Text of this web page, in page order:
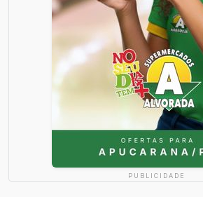
PUBLICIDADE